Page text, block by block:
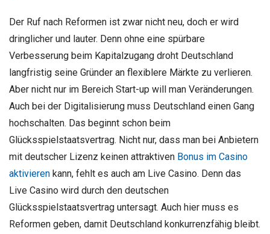
Der Ruf nach Reformen ist zwar nicht neu, doch er wird
dringlicher und lauter. Denn ohne eine spürbare
Verbesserung beim Kapitalzugang droht Deutschland
langfristig seine Gründer an flexiblere Märkte zu verlieren.
Aber nicht nur im Bereich Start-up will man Veränderungen.
Auch bei der Digitalisierung muss Deutschland einen Gang
hochschalten. Das beginnt schon beim
Glücksspielstaatsvertrag. Nicht nur, dass man bei Anbietern
mit deutscher Lizenz keinen attraktiven Bonus im Casino
aktivieren kann, fehlt es auch am Live Casino. Denn das
Live Casino wird durch den deutschen
Glücksspielstaatsvertrag untersagt. Auch hier muss es
Reformen geben, damit Deutschland konkurrenzfähig bleibt.